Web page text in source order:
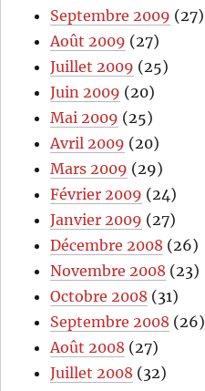
Septembre 2009 (27)
Août 2009 (27)
Juillet 2009 (25)
Juin 2009 (20)
Mai 2009 (25)
Avril 2009 (20)
Mars 2009 (29)
Février 2009 (24)
Janvier 2009 (27)
Décembre 2008 (26)
Novembre 2008 (23)
Octobre 2008 (31)
Septembre 2008 (26)
Août 2008 (27)
Juillet 2008 (32)